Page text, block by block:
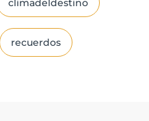
climadeldestino
recuerdos